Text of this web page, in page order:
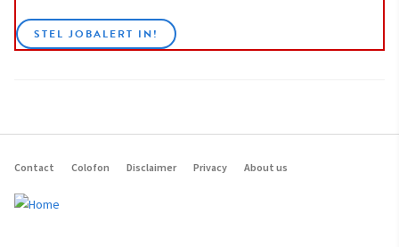
STEL JOBALERT IN!
Footer
navigation
Contact Colofon Disclaimer Privacy About us